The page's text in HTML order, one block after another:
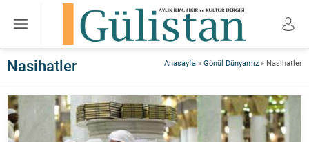
Anasayfa » Gönül Dünyamız » Nasihatler
Nasihatler